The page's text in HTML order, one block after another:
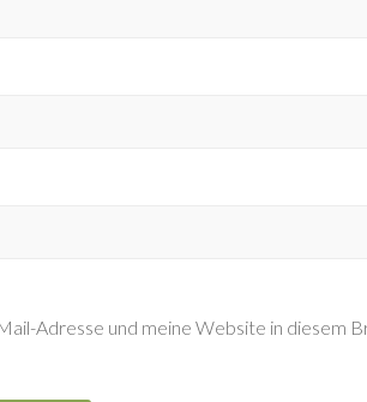
Adresse und meine Website in diesem